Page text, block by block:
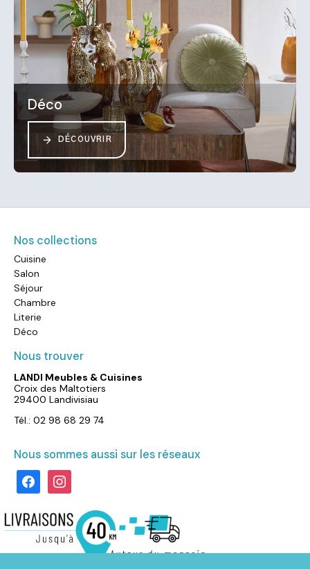
Déco
DÉCOUVRIR
Nos collections
Cuisine
Salon
Séjour
Chambre
Literie
Déco
Nous trouver
LANDI Meubles & Cuisines
Croix des Maltotiers
29400 Landivisiau
Tél.: 02 98 68 29 74
Nous sommes aussi sur les réseaux
facebookinstagram